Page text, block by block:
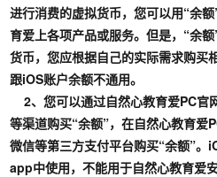
进行消费的虚拟货币，您可以用“余
育爱上各项产品或服务。但是，“余
货币，您应根据自己的实际需求购买
跟iOS账户余额不通用。
2、您可以通过自然心教育爱PC
等渠道购买“余额”，在自然心教育爱
微信等第三方支付平台购买“余额”。
app中使用，不能用于自然心教育爱